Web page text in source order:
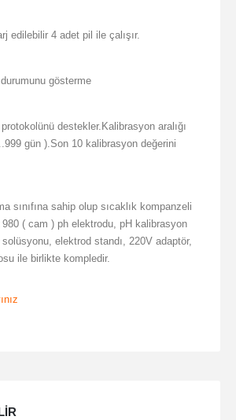
edilebilir 4 adet pil ile çalışır.
gösterme
destekler.Kalibrasyon aralığı
gün ).Son 10 kalibrasyon değerini
sınıfına sahip olup sıcaklık kompanzeli
( cam ) ph elektrodu, pH kalibrasyon
solüsyonu, elektrod standı, 220V adaptör,
ile birlikte kompledir.